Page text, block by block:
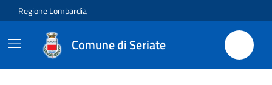
Vai ai contenuti
Vai al footer
Regione Lombardia
Comune di Seriate